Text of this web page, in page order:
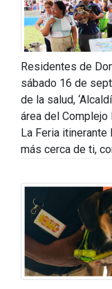
Residentes de
sábado 16 de
de la salud,
área del Complejo
La Feria
más cerca de ti,